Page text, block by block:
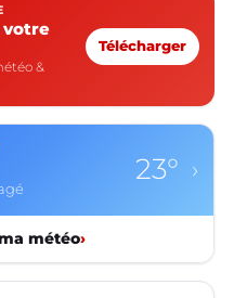
votre
&
Télécharger
23° ›
météo›